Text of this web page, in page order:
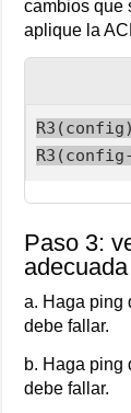
cambios que
aplique la
Paso 3:
a. Haga ping
debe fallar.
b. Haga ping
debe fallar.